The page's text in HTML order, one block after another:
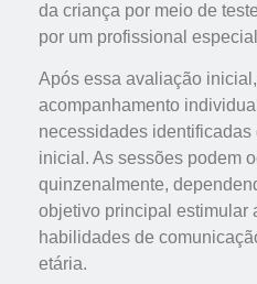
da criança por meio de
por um profissional
Após essa avaliação
acompanhamento
necessidades
inicial. As sessões podem
quinzenalmente,
objetivo principal estimular
habilidades de
etária.